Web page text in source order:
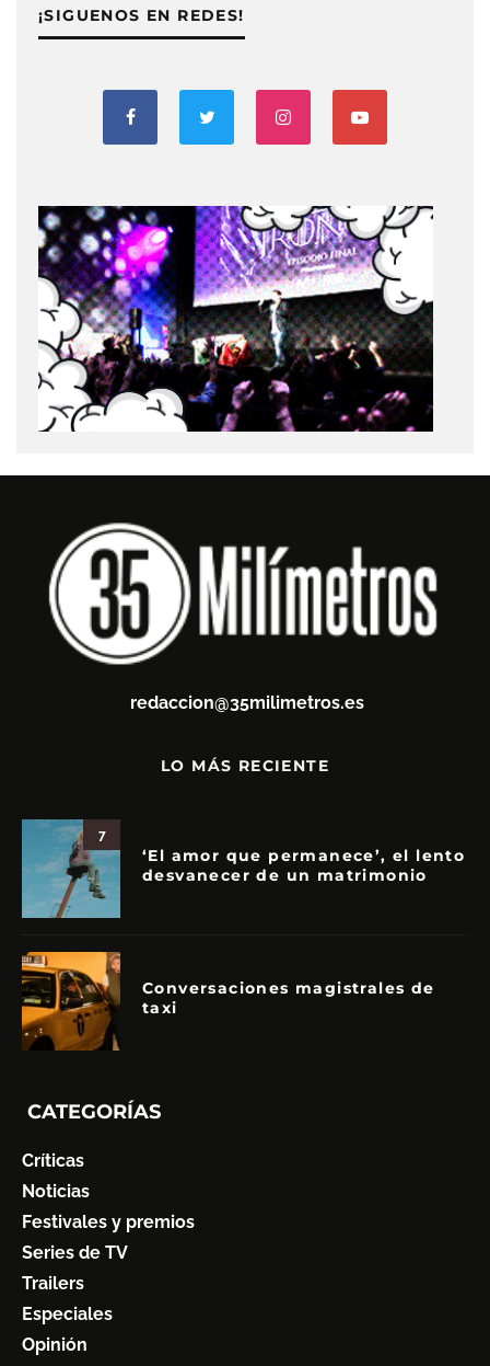
¡SIGUENOS EN REDES!
redaccion@35milimetros.es
LO MÁS RECIENTE
7
‘El amor que permanece’, el lento
desvanecer de un matrimonio
Conversaciones magistrales de
taxi
CATEGORÍAS
Críticas
Noticias
Festivales y premios
Series de TV
Trailers
Especiales
Opinión